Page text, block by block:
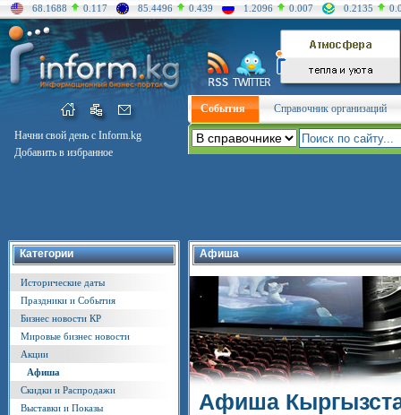
68.1688 0.117 85.4496 0.439 1.2096 0.007 0.2135
Начни свой день с Inform.kg
Добавить в избранное
События Справочник организаций
Категории
Исторические даты
Праздники и События
Бизнес новости КР
Мировые бизнес новости
Акции
Афиша
Скидки и Распродажи
Выставки и Показы
Афиша
Афиша